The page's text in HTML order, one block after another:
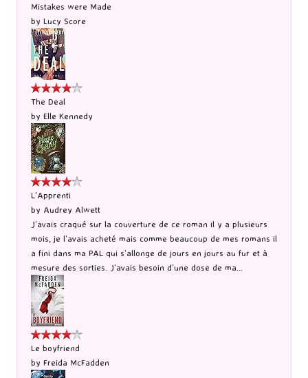
Mistakes were Made
by Lucy Score
The Deal
by Elle Kennedy
L'Apprenti
by Audrey Alwett
J’avais craqué sur la couverture de ce roman il y a plusieurs
mois, je l’avais acheté mais comme beaucoup de mes romans il
a fini dans ma PAL qui s’allonge de jours en jours au fur et à
mesure des sorties. J’avais besoin d’une dose de ma...
Le boyfriend
by Freida McFadden